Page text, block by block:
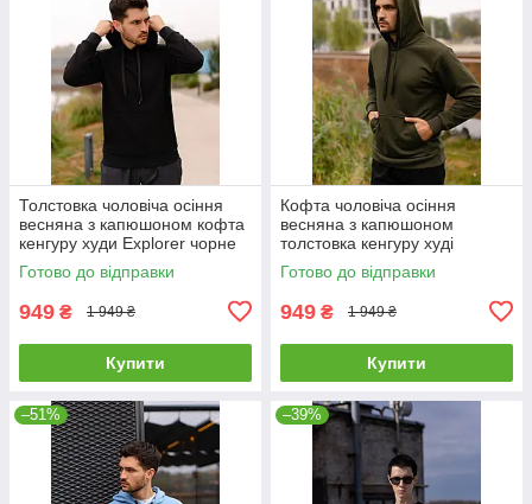
Толстовка чоловіча осіння
весняна з капюшоном кофта
кенгуру худи Explorer чорне
Готово до відправки
949 ₴ 1 949 ₴
Купити
Кофта чоловіча осіння
весняна з капюшоном
толстовка кенгуру худі
чоловіче Explorer хакі
Готово до відправки
949 ₴ 1 949 ₴
Купити
–51% –39%